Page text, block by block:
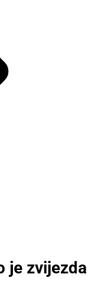
je zvijezda